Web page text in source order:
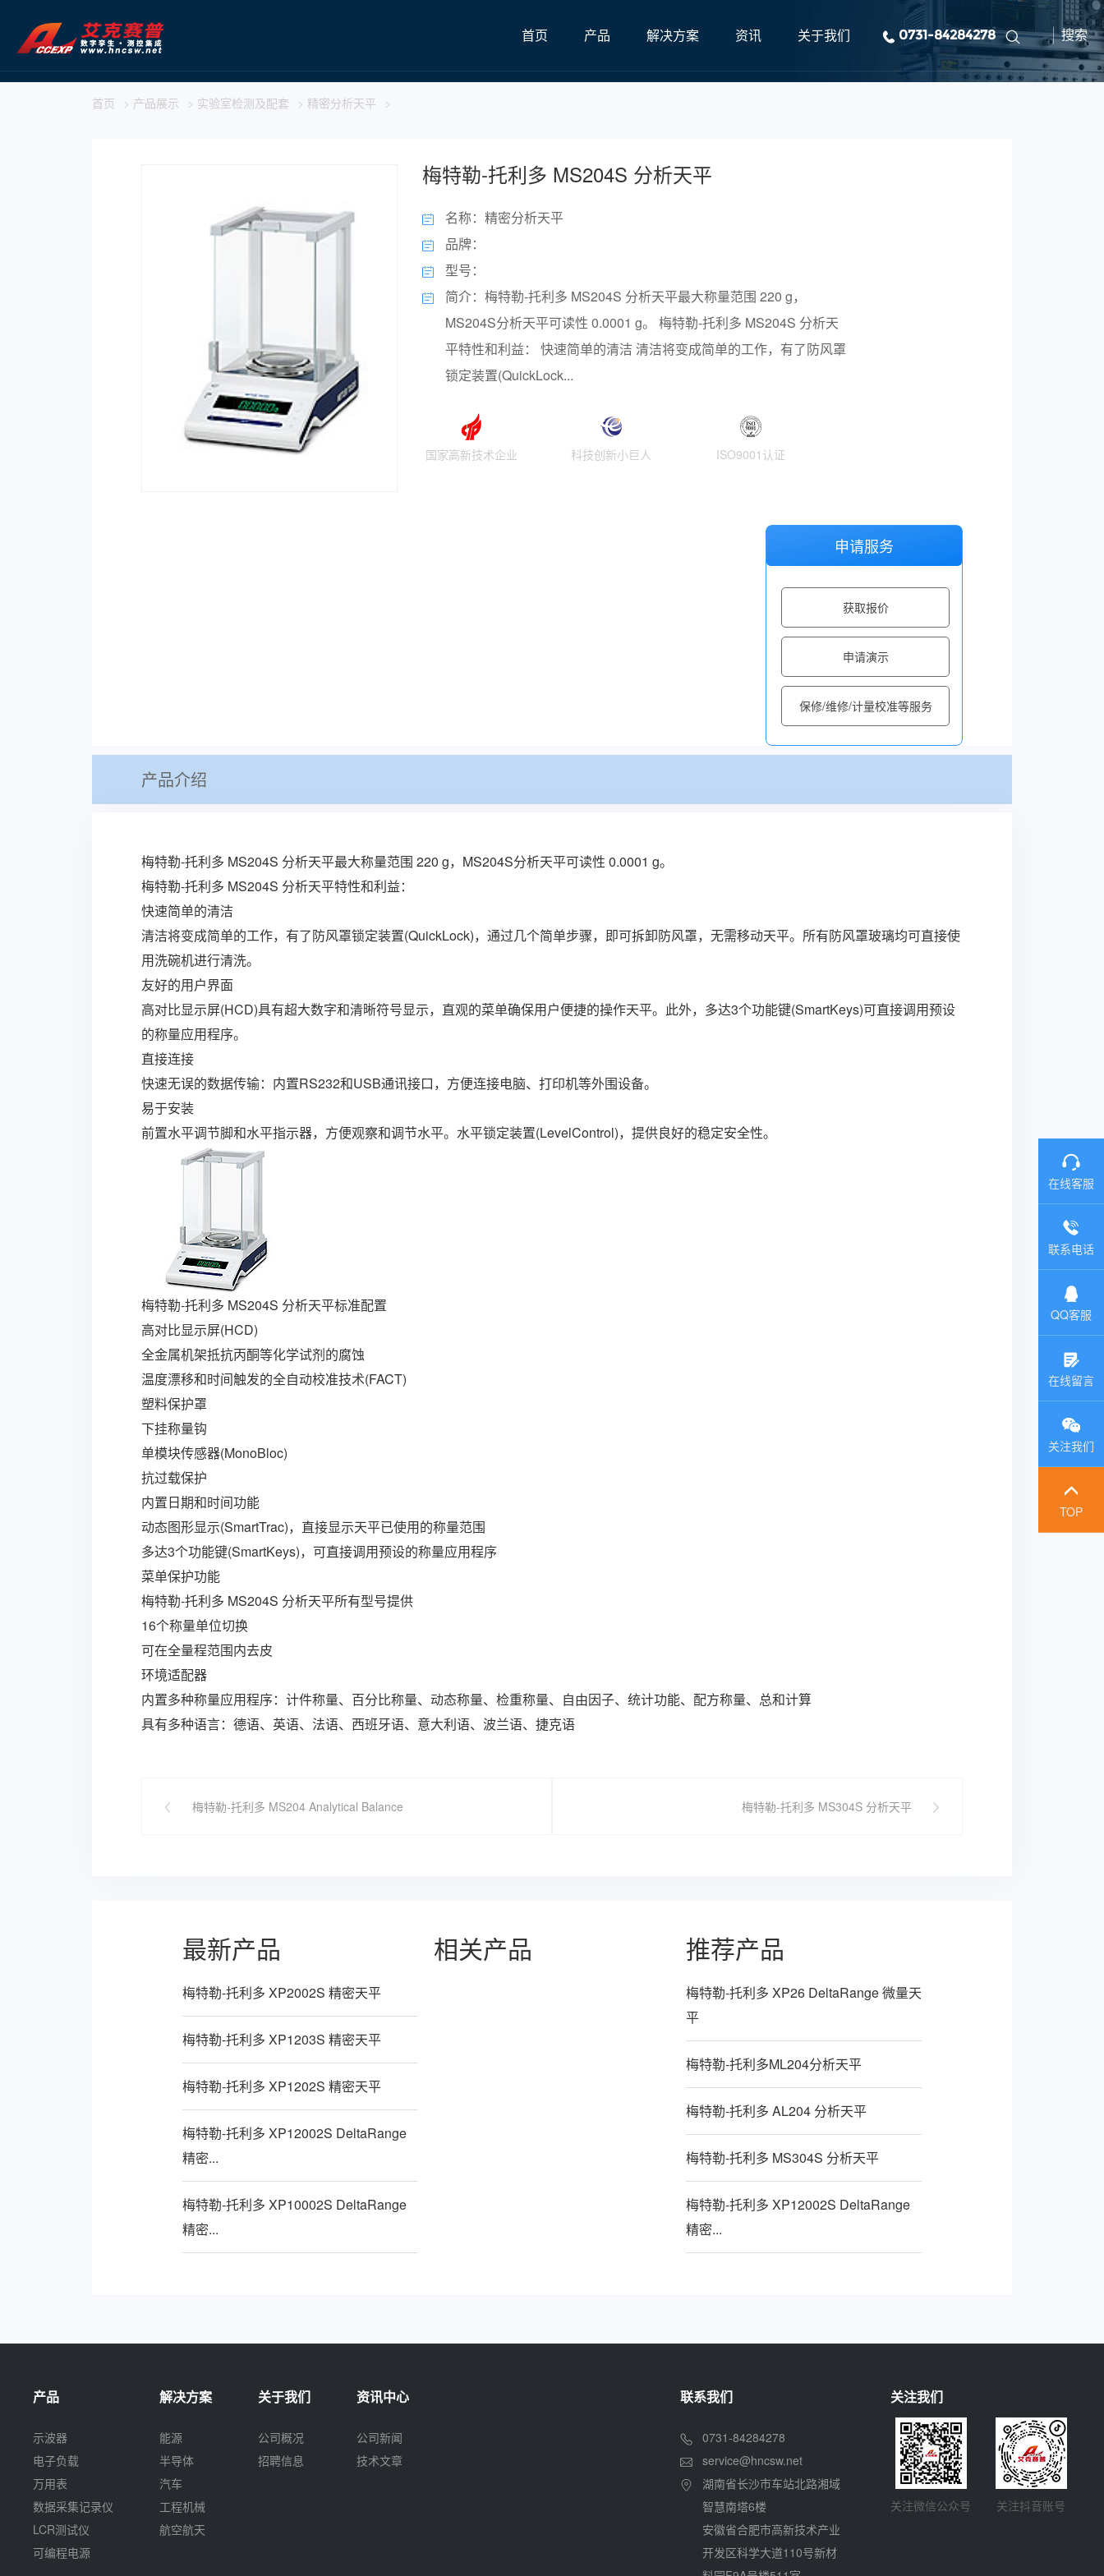
首页 产品 解决方案 资讯 关于我们 0731-84284278 搜索
首页 > 产品展示 > 实验室检测及配套 > 精密分析天平 >
梅特勒-托利多 MS204S 分析天平
名称：精密分析天平
品牌：
型号：
简介：梅特勒-托利多 MS204S 分析天平最大称量范围 220 g，
MS204S分析天平可读性 0.0001 g。 梅特勒-托利多 MS204S 分析天
平特性和利益： 快速简单的清洁 清洁将变成简单的工作，有了防风罩
锁定装置(QuickLock...
国家高新技术企业 科技创新小巨人 ISO9001认证
申请服务
获取报价
申请演示
保修/维修/计量校准等服务
产品介绍
梅特勒-托利多 MS204S 分析天平最大称量范围 220 g，MS204S分析天平可读性 0.0001 g。
梅特勒-托利多 MS204S 分析天平特性和利益：
快速简单的清洁
清洁将变成简单的工作，有了防风罩锁定装置(QuickLock)，通过几个简单步骤，即可拆卸防风罩，无需移动天平。所有防风罩玻璃均可直接使
用洗碗机进行清洗。
友好的用户界面
高对比显示屏(HCD)具有超大数字和清晰符号显示，直观的菜单确保用户便捷的操作天平。此外，多达3个功能键(SmartKeys)可直接调用预设
的称量应用程序。
直接连接
快速无误的数据传输：内置RS232和USB通讯接口，方便连接电脑、打印机等外围设备。
易于安装
前置水平调节脚和水平指示器，方便观察和调节水平。水平锁定装置(LevelControl)，提供良好的稳定安全性。
梅特勒-托利多 MS204S 分析天平标准配置
高对比显示屏(HCD)
全金属机架抵抗丙酮等化学试剂的腐蚀
温度漂移和时间触发的全自动校准技术(FACT)
塑料保护罩
下挂称量钩
单模块传感器(MonoBloc)
抗过载保护
内置日期和时间功能
动态图形显示(SmartTrac)，直接显示天平已使用的称量范围
多达3个功能键(SmartKeys)，可直接调用预设的称量应用程序
菜单保护功能
梅特勒-托利多 MS204S 分析天平所有型号提供
16个称量单位切换
可在全量程范围内去皮
环境适配器
内置多种称量应用程序：计件称量、百分比称量、动态称量、检重称量、自由因子、统计功能、配方称量、总和计算
具有多种语言：德语、英语、法语、西班牙语、意大利语、波兰语、捷克语
梅特勒-托利多 MS204 Analytical Balance 梅特勒-托利多 MS304S 分析天平
最新产品
梅特勒-托利多 XP2002S 精密天平
梅特勒-托利多 XP1203S 精密天平
梅特勒-托利多 XP1202S 精密天平
梅特勒-托利多 XP12002S DeltaRange
精密...
梅特勒-托利多 XP10002S DeltaRange
精密...
相关产品 推荐产品
梅特勒-托利多 XP26 DeltaRange 微量天
平
梅特勒-托利多ML204分析天平
梅特勒-托利多 AL204 分析天平
梅特勒-托利多 MS304S 分析天平
梅特勒-托利多 XP12002S DeltaRange
精密...
产品
示波器
电子负载
万用表
数据采集记录仪
LCR测试仪
可编程电源
解决方案
能源
半导体
汽车
工程机械
航空航天
关于我们
公司概况
招聘信息
资讯中心
公司新闻
技术文章
联系我们
0731-84284278
service@hncsw.net
湖南省长沙市车站北路湘域
智慧南塔6楼
安徽省合肥市高新技术产业
开发区科学大道110号新材
关注我们
关注微信公众号 关注抖音账号
在线客服
联系电话
QQ客服
在线留言
关注我们
TOP